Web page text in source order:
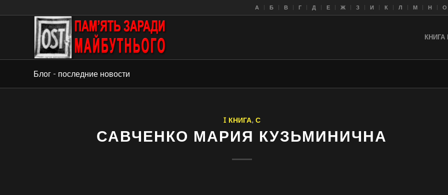
A Б В Г Д Е Ж З И К Л M Н О
КНИГА I
Блог - последние новости
I КНИГА,С
САВЧЕНКО МАРИЯ КУЗЬМИНИЧНА